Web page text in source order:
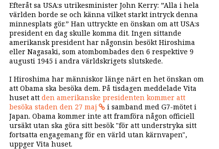
Efteråt sa USA:s utrikesminister John Kerry: ”Alla i hela
världen borde se och känna vilket starkt intryck denna
minnesplats gör.” Han uttryckte en önskan om att USA:s
president en dag skulle komma dit. Ingen sittande
amerikansk president har någonsin besökt Hiroshima
eller Nagasaki, som atombombades den 6 respektive 9
augusti 1945 i andra världskrigets slutskede.
I Hiroshima har människor länge närt en het önskan om
att Obama ska besöka dem. På tisdagen meddelade Vita
huset att den amerikanske presidenten kommer att
besöka staden den 27 maj
i samband med G7-mötet i
Japan. Obama kommer inte att framföra någon officiell
ursäkt utan ska göra sitt besök "för att understryka sitt
fortsatta engagemang för en värld utan kärnvapen",
uppger Vita huset.